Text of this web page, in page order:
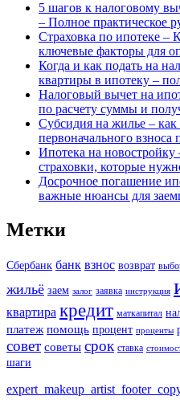
5 шагов к налоговому
– Полное практическое
Страховка по ипотеке –
ключевые факторы для
Когда и как подать на
квартиры в ипотеку –
Налоговый вычет на
по расчету суммы и
Субсидия на жилье – как
первоначального взноса
Ипотека на новостройку
страховки, которые
Досрочное погашение
важные нюансы для
Метки
Сбербанк банк взнос возврат
жильё заем залог заявка инструкция
квартира кредит маткапитал
платеж помощь процент проценты
совет советы срок ставка
шаги